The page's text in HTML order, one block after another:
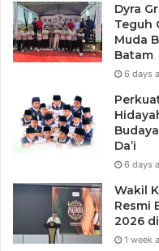
Cen Sui Lan.
Selama mewakili
khususnya di Komisi
terus berjuang
pembangunan di
Kepri di Tanjungpinang.
Tanjungpinang. Silakan
akan mengawal setiap
Pusat, dimulai dari
Dyra
Teguh
Muda
Batam
6 days
Da’i
6 days
Wakil
Resmi
2026
1 week